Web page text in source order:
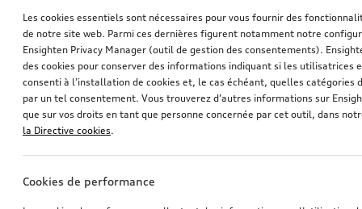
*680,00CHF *680,00CHF
Les cookies essentiels sont nécessaires pour vous fournir des
de notre site web. Parmi ces dernières figurent notamment notre
Ensighten Privacy Manager (outil de gestion des consentements).
des cookies pour conserver des informations indiquant si les utilisatrices
consenti à l’installation de cookies et, le cas échéant, quelles catégories
par un tel consentement. Vous trouverez d’autres informations sur
que sur vos droits en tant que personne concernée par cet outil, dans
la Directive cookies.
Cookies de performance